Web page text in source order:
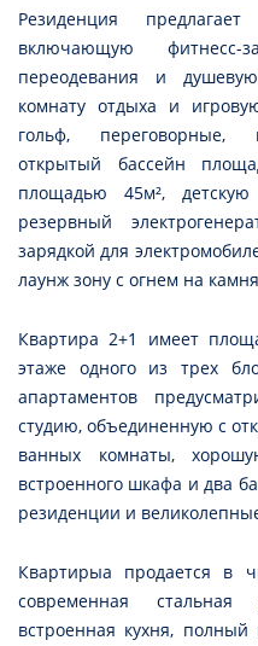
Резиденция
включающую
переодевания и
комнату отдыха и
гольф, переговорные,
открытый бассейн
площадью 45м², детскую
резервный
зарядкой для
лаунж зону с огнем на
Квартира 2+1 имеет
этаже одного из трех
апартаментов
студию, объединенную с
ванных комнаты,
встроенного шкафа и два
резиденции и
Квартирыа продается в
современная
встроенная кухня,